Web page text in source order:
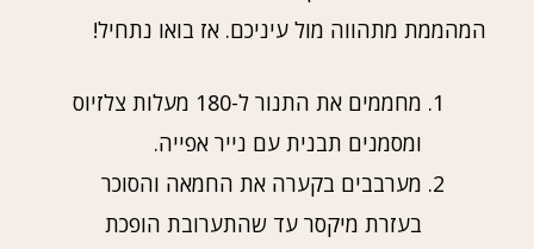
המהממת מתהווה מול עיניכם. אז בואו נתחיל!
מחממים את התנור ל-180 מעלות צלזיוס
ומסמנים תבנית עם נייר אפייה.
מערבבים בקערה את החמאה והסוכר
בעזרת מיקסר עד שהתערובת הופכת